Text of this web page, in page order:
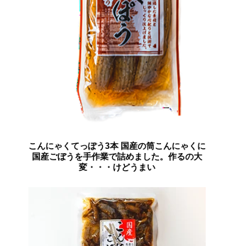
こんにゃくてっぽう3本 国産の筒こんにゃくに
国産ごぼうを手作業で詰めました。作るの大
変・・・けどうまい